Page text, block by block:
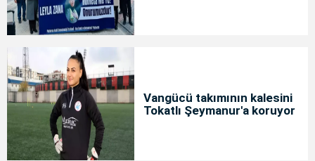
Vangücü takımının kalesini
Tokatlı Şeymanur'a koruyor